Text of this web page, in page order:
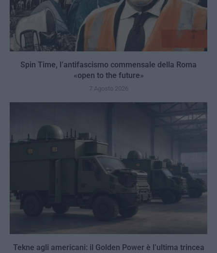
Spin Time, l’antifascismo commensale della Roma
«open to the future»
7 Agosto 2026
Tekne agli americani: il Golden Power è l’ultima trincea